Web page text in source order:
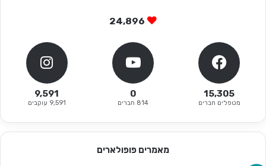
24,896
15,305
מטפלים חברים
0
814 חברים
9,591
9,591 עוקבים
מאמרים פופולארים